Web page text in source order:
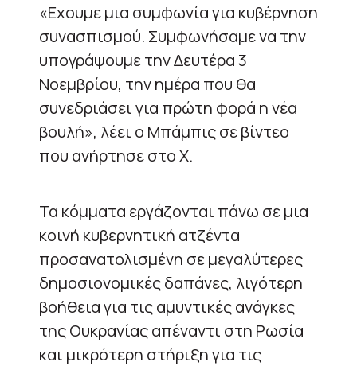
«Εχουμε μια συμφωνία για κυβέρνηση
συνασπισμού. Συμφωνήσαμε να την
υπογράψουμε την Δευτέρα 3
Νοεμβρίου, την ημέρα που θα
συνεδριάσει για πρώτη φορά η νέα
βουλή», λέει ο Μπάμπις σε βίντεο
που ανήρτησε στο Χ.
Τα κόμματα εργάζονται πάνω σε μια
κοινή κυβερνητική ατζέντα
προσανατολισμένη σε μεγαλύτερες
δημοσιονομικές δαπάνες, λιγότερη
βοήθεια για τις αμυντικές ανάγκες
της Ουκρανίας απέναντι στη Ρωσία
και μικρότερη στήριξη για τις